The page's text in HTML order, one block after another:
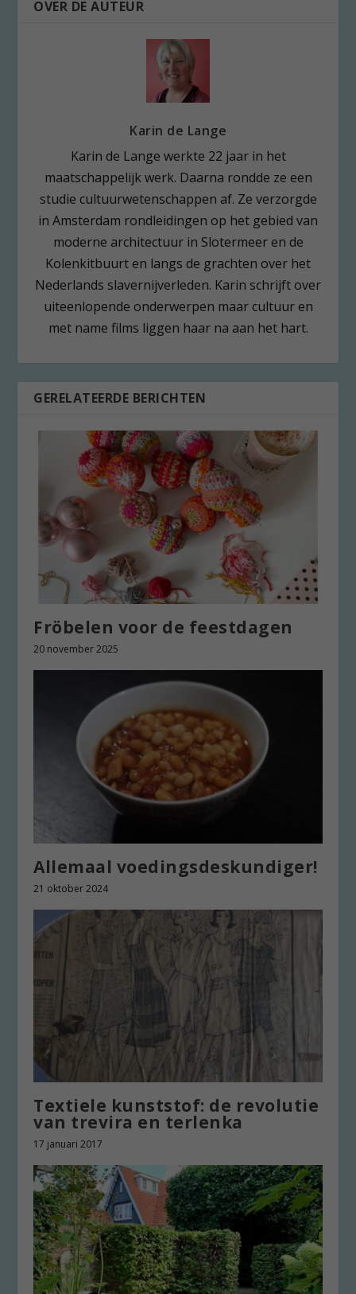
OVER DE AUTEUR
Karin de Lange
Karin de Lange werkte 22 jaar in het
maatschappelijk werk. Daarna rondde ze een
studie cultuurwetenschappen af. Ze verzorgde
in Amsterdam rondleidingen op het gebied van
moderne architectuur in Slotermeer en de
Kolenkitbuurt en langs de grachten over het
Nederlands slavernijverleden. Karin schrijft over
uiteenlopende onderwerpen maar cultuur en
met name films liggen haar na aan het hart.
GERELATEERDE BERICHTEN
Fröbelen voor de feestdagen
20 november 2025
Allemaal voedingsdeskundiger!
21 oktober 2024
Textiele kunststof: de revolutie
van trevira en terlenka
17 januari 2017